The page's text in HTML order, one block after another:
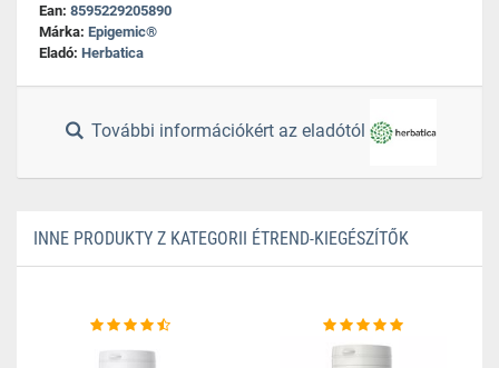
Ean: 8595229205890
Márka: Epigemic®
Eladó: Herbatica
További információkért az eladótól
INNE PRODUKTY Z KATEGORII ÉTREND-KIEGÉSZÍTŐK